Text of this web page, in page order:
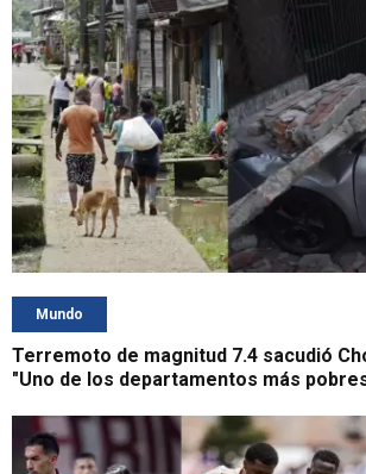
Mundo
Terremoto de magnitud 7.4 sacudió
"Uno de los departamentos más